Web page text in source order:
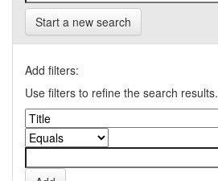
Start a new search
Add filters:
Use filters to refine the search results.